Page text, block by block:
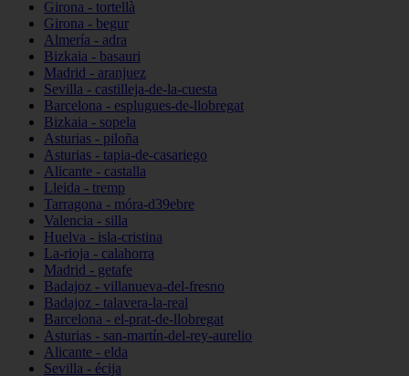
Girona - tortellà
Girona - begur
Almería - adra
Bizkaia - basauri
Madrid - aranjuez
Sevilla - castilleja-de-la-cuesta
Barcelona - esplugues-de-llobregat
Bizkaia - sopela
Asturias - piloña
Asturias - tapia-de-casariego
Alicante - castalla
Lleida - tremp
Tarragona - móra-d39ebre
Valencia - silla
Huelva - isla-cristina
La-rioja - calahorra
Madrid - getafe
Badajoz - villanueva-del-fresno
Badajoz - talavera-la-real
Barcelona - el-prat-de-llobregat
Asturias - san-martín-del-rey-aurelio
Alicante - elda
Sevilla - écija